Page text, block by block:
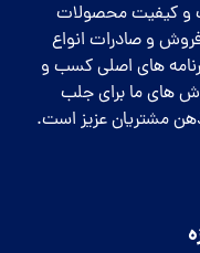
و کیفیت محصولات
و صادرات انواع
های اصلی کسب و
های ما برای جلب
مشتریان عزیز است.